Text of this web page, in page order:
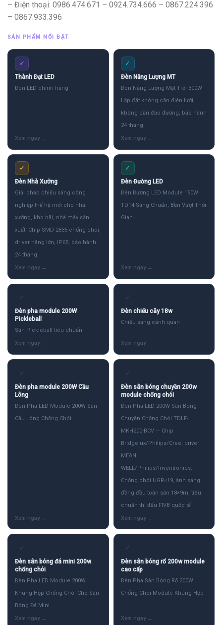
– Điện thoại: 0986.474.671 – 0924.734.666 – 0867.224.396
– 0867.933.396
SẢN PHẨM NỔI BẬT
✓
Thành Đạt LED
Đèn LED chính hãng
✓
Đèn Năng Lượng MT
Đèn Năng Lượng Mặt Trời 300W
Lắp đặt không cần điện lưới,
không cần đào đường, bảo hành
24 tháng.
✓
Đèn Nhà Xưởng
Giải pháp chiếu sáng công
nghiệp thế hệ mới cho nhà
xưởng, kho bãi, nhà máy sản
xuất. Chip SMD 2835 chống chói,
driver hãng lớn, IP65, bảo hành
24 tháng.
✓
Đèn Đường LED
Đèn Đường LED Module 150W
TD14 Sáng Chuẩn, Bền Vượt Thời
Gian
✓
Đèn pha module 200W
Pickleball
Sân Pickleball tiêu chuẩn
✓
Đèn chiếu cây 18w
Chiếu sáng cảnh quan
✓
Đèn pha module 200W Cầu
Lông
Đèn Pha LED Module 200W Sân
Cầu Lông Chống Chói
✓
Đèn sân bóng chuyền 200w
module chống chói
Đèn Pha LED 200W Sân Bóng
Chuyền Chống Chói TDLF-
MKH200-BCV — Chip
Bridgelux/Philips/Cree, driver
MEAN
WELL/Philips/Inventronics.
Chống chói UGR<19, ánh sáng
đồng đều toàn sân 18×9m, tiêu
chuẩn thi đấu FIVB quốc tế
✓
Đèn sân bóng đá mini 200w
chống chói
Đèn Pha LED Module 200W
Khung Hộp Chống Chói Cho Sân
Bóng Đá Mini
✓
Đèn sân bóng rổ 200w module
cao cấp
Đèn Pha Sân Bóng Rổ 200W
Chống Chói Module Khung Hộp